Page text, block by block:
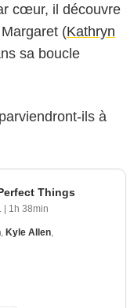
cœur, il découvre
(Kathryn
sa boucle
ils à
Things
1h 38min
, Kyle Allen,